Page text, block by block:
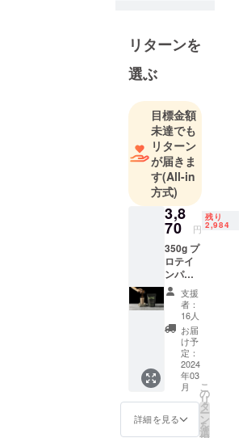
めとする“世
ツプロテイ
ン界に革命
を起こすこ
と“を使命と
している。
リターンを
選ぶ
目標金額
未達でも
リターン
が届きま
す(All-in
方式)
3,8
70 円
残り
2,984
350g プ
ロテイ
ンパウ
ダー
（お好
きな
味）(希
望小売
価格か
ら10％
割引)
支援
者：
16人
お届
け予
定：
2024
年03
月
詳細を見る
こ
の
リ
タ
ー
ン
を
選